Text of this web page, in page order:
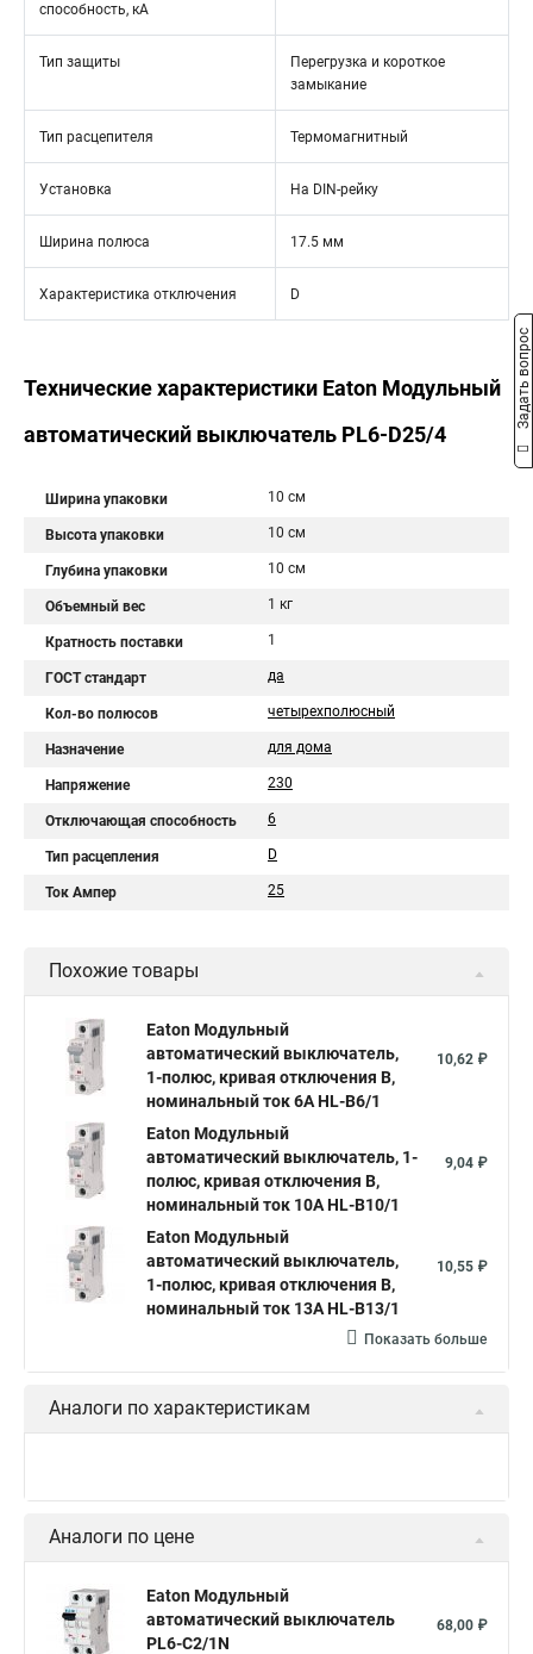
способность, кА
Тип защиты
Перегрузка и короткое
замыкание
Тип расцепителя Термомагнитный
Установка На DIN-рейку
Ширина полюса 17.5 мм
Характеристика отключения D
Технические характеристики Eaton Модульный
автоматический выключатель PL6-D25/4
Ширина упаковки 10 см
Высота упаковки 10 см
Глубина упаковки 10 см
Объемный вес 1 кг
Кратность поставки 1
ГОСТ стандарт да
Кол-во полюсов четырехполюсный
Назначение для дома
Напряжение 230
Отключающая способность 6
Тип расцепления D
Ток Ампер 25
Похожие товары
Eaton Модульный
автоматический выключатель,
1-полюс, кривая отключения B,
номинальный ток 6А HL-B6/1
10,62 ₽
Eaton Модульный
автоматический выключатель, 1-
полюс, кривая отключения B,
номинальный ток 10А HL-B10/1
9,04 ₽
Eaton Модульный
автоматический выключатель,
1-полюс, кривая отключения B,
номинальный ток 13А HL-B13/1
10,55 ₽
Показать больше
Аналоги по характеристикам
Аналоги по цене
Eaton Модульный
автоматический выключатель
PL6-C2/1N
68,00 ₽
Задать вопрос